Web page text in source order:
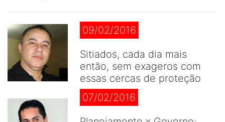
09/02/2016
Sitiados, cada dia mais
então, sem exageros com
essas cercas de proteção
07/02/2016